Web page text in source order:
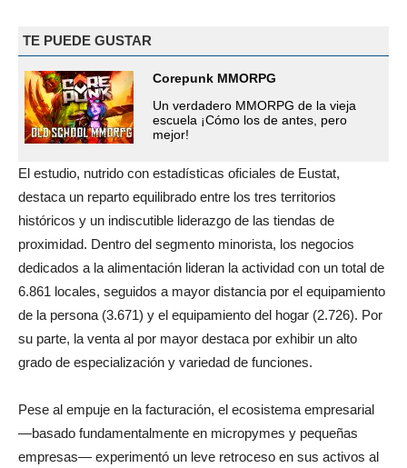
TE PUEDE GUSTAR
Corepunk MMORPG
Un verdadero MMORPG de la vieja
escuela ¡Cómo los de antes, pero
mejor!
El estudio, nutrido con estadísticas oficiales de Eustat,
destaca un reparto equilibrado entre los tres territorios
históricos y un indiscutible liderazgo de las tiendas de
proximidad. Dentro del segmento minorista, los negocios
dedicados a la alimentación lideran la actividad con un total de
6.861 locales, seguidos a mayor distancia por el equipamiento
de la persona (3.671) y el equipamiento del hogar (2.726). Por
su parte, la venta al por mayor destaca por exhibir un alto
grado de especialización y variedad de funciones.
Pese al empuje en la facturación, el ecosistema empresarial
—basado fundamentalmente en micropymes y pequeñas
empresas— experimentó un leve retroceso en sus activos al